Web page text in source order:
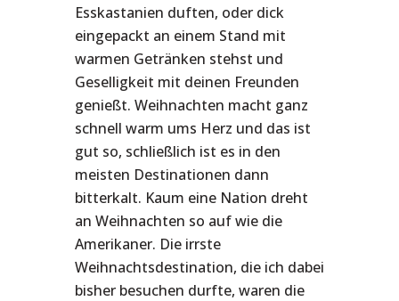
Esskastanien duften, oder dick
eingepackt an einem Stand mit
warmen Getränken stehst und
Geselligkeit mit deinen Freunden
genießt. Weihnachten macht ganz
schnell warm ums Herz und das ist
gut so, schließlich ist es in den
meisten Destinationen dann
bitterkalt. Kaum eine Nation dreht
an Weihnachten so auf wie die
Amerikaner. Die irrste
Weihnachtsdestination, die ich dabei
bisher besuchen durfte, waren die